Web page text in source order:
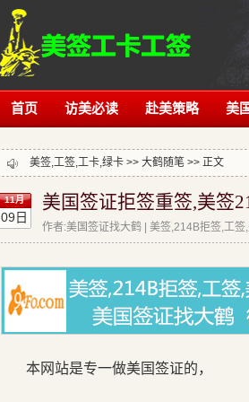
首页 访美必读 赴美策略 美
美签,工签,工卡,绿卡 >> 大鹤随笔 >> 正文
11月
09日
美国签证拒签重签,美签
作者:美国签证找大鹤 | 美签,214B拒签,工
本网站是专一做美国签证的，